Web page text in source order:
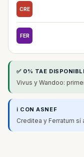
CRE
FER
✅ 0% TAE
Vivus y Wandoo:
ℹ️ CON ASNEF
Creditea y Ferratum